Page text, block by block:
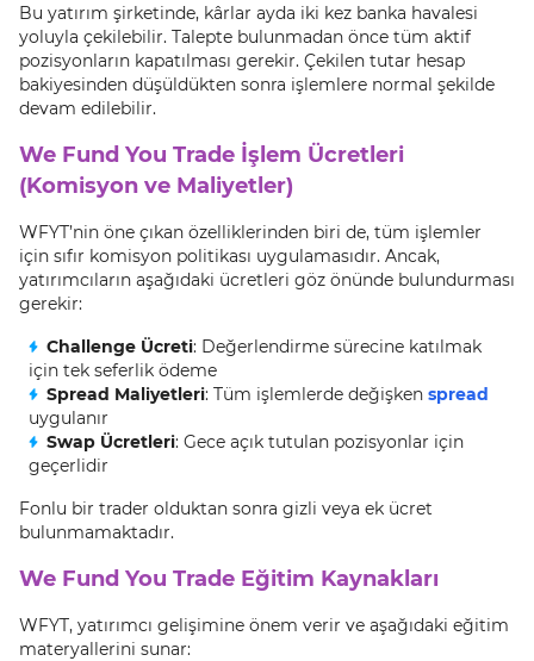
Bu yatırım şirketinde, kârlar ayda iki kez banka havalesi
yoluyla çekilebilir. Talepte bulunmadan önce tüm aktif
pozisyonların kapatılması gerekir. Çekilen tutar hesap
bakiyesinden düşüldükten sonra işlemlere normal şekilde
devam edilebilir.
We Fund You Trade İşlem Ücretleri
(Komisyon ve Maliyetler)
WFYT’nin öne çıkan özelliklerinden biri de, tüm işlemler
için sıfır komisyon politikası uygulamasıdır. Ancak,
yatırımcıların aşağıdaki ücretleri göz önünde bulundurması
gerekir:
Challenge Ücreti: Değerlendirme sürecine katılmak
için tek seferlik ödeme
Spread Maliyetleri: Tüm işlemlerde değişken spread
uygulanır
Swap Ücretleri: Gece açık tutulan pozisyonlar için
geçerlidir
Fonlu bir trader olduktan sonra gizli veya ek ücret
bulunmamaktadır.
We Fund You Trade Eğitim Kaynakları
WFYT, yatırımcı gelişimine önem verir ve aşağıdaki eğitim
materyallerini sunar: